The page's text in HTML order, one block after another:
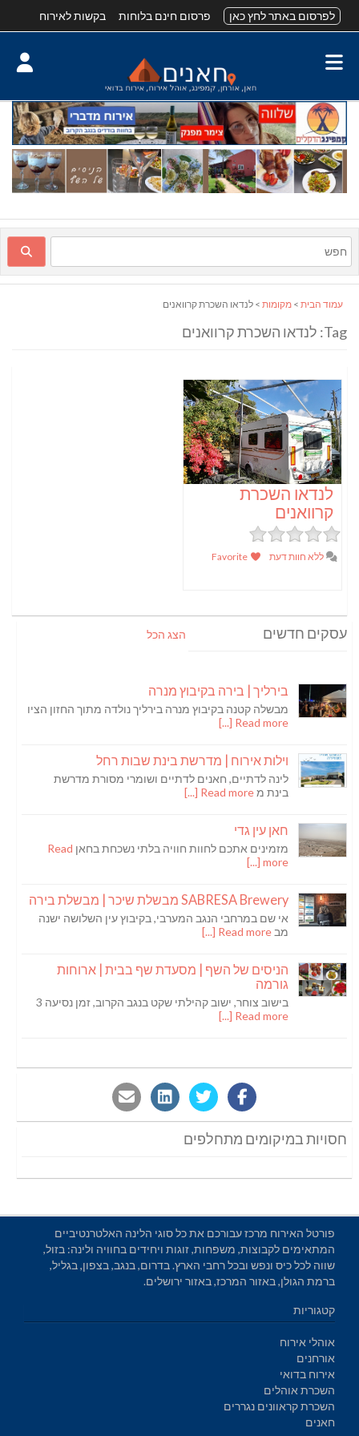
לפרסום באתר לחץ כאן פרסום חינם בלוחות בקשות לאירוח
עמוד הבית > מקומות > לנדאו השכרת קרוואנים
Tag: לנדאו השכרת קרוואנים
לנדאו השכרת
קרוואנים
ללא חוות דעת
עסקים חדשים הצג הכל
בירליך | בירה בקיבוץ מנרה
מבשלה קטנה בקיבוץ מנרה בירליך נולדה מתוך החזון הציו
Read more [...]
וילות אירוח | מדרשת בינת שבות רחל
לינה לדתיים, חאנים לדתיים ושומרי מסורת מדרשת
בינת מRead more [...]
חאן עין גדי
מזמינים אתכם לחוות חוויה בלתי נשכחת בחאן Read
more [...]
SABRESA Brewery מבשלת שיכר | מבשלת בירה
אי שם במרחבי הנגב המערבי, בקיבוץ עין השלושה ישנה
מב Read more [...]
הניסים של השף | מסעדת שף בבית | ארוחות
גורמה
בישוב צוחר, ישוב קהילתי שקט בנגב הקרוב, זמן נסיעה 3
Read more [...]
חסויות במיקומים מתחלפים
פורטל האירוח מרכז עבורכם את כל סוגי הלינה האלטרנטיביים
המתאימים לקבוצות, משפחות, זוגות ויחידים בחוויה ולינה: בזול,
שווה לכל כיס ונפש ובכל רחבי הארץ. בדרום, בנגב, בצפון, בגליל,
ברמת הגולן, באזור המרכז, באזור ירושלים.
קטגוריות
אוהלי אירוח
אורחנים
אירוח בדואי
השכרת אוהלים
השכרת קראוונים נגררים
חאנים